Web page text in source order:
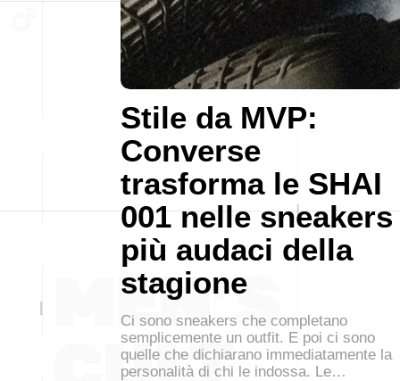
Stile da MVP:
Converse
trasforma le SHAI
001 nelle sneakers
più audaci della
stagione
Ci sono sneakers che completano
semplicemente un outfit. E poi ci sono
quelle che dichiarano immediatamente la
personalità di chi le indossa. Le…